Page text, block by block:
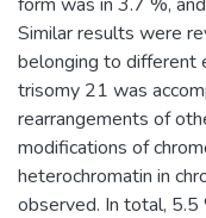
Similar results were
belonging to different
trisomy 21 was
rearrangements of
modifications of
heterochromatin in
observed. In total,